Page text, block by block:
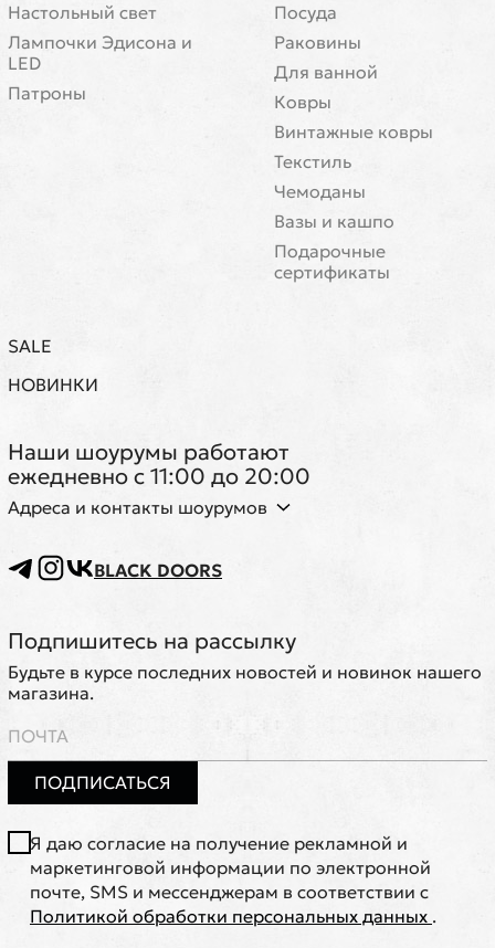
Настольный свет
Лампочки Эдисона и
LED
Патроны
Посуда
Раковины
Для ванной
Ковры
Винтажные ковры
Текстиль
Чемоданы
Вазы и кашпо
Подарочные
сертификаты
SALE
НОВИНКИ
Наши шоурумы работают
ежедневно с 11:00 до 20:00
Адреса и контакты шоурумов
BLACK DOORS
Подпишитесь на рассылку
Будьте в курсе последних новостей и новинок нашего
магазина.
ПОДПИСАТЬСЯ
Я даю согласие на получение рекламной и
маркетинговой информации по электронной
почте, SMS и мессенджерам в соответствии с
Политикой обработки персональных данных .